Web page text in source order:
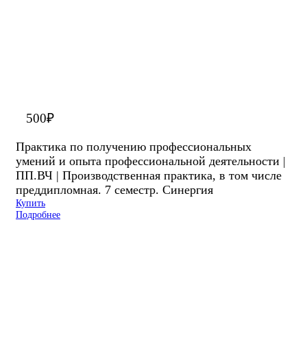
500₽
Практика по получению профессиональных
умений и опыта профессиональной деятельности |
ПП.ВЧ | Производственная практика, в том числе
преддипломная. 7 семестр. Синергия
Купить
Подробнее